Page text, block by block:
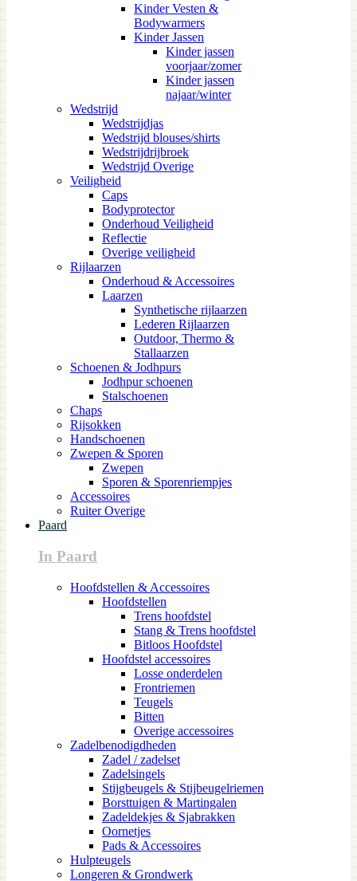
Kinder Vesten &
Bodywarmers
Kinder Jassen
Kinder jassen
voorjaar/zomer
Kinder jassen
najaar/winter
Wedstrijd
Wedstrijdjas
Wedstrijd blouses/shirts
Wedstrijdrijbroek
Wedstrijd Overige
Veiligheid
Caps
Bodyprotector
Onderhoud Veiligheid
Reflectie
Overige veiligheid
Rijlaarzen
Onderhoud & Accessoires
Laarzen
Synthetische rijlaarzen
Lederen Rijlaarzen
Outdoor, Thermo &
Stallaarzen
Schoenen & Jodhpurs
Jodhpur schoenen
Stalschoenen
Chaps
Rijsokken
Handschoenen
Zwepen & Sporen
Zwepen
Sporen & Sporenriempjes
Accessoires
Ruiter Overige
Paard
In Paard
Hoofdstellen & Accessoires
Hoofdstellen
Trens hoofdstel
Stang & Trens hoofdstel
Bitloos Hoofdstel
Hoofdstel accessoires
Losse onderdelen
Frontriemen
Teugels
Bitten
Overige accessoires
Zadelbenodigdheden
Zadel / zadelset
Zadelsingels
Stijgbeugels & Stijbeugelriemen
Borsttuigen & Martingalen
Zadeldekjes & Sjabrakken
Oornetjes
Pads & Accessoires
Hulpteugels
Longeren & Grondwerk